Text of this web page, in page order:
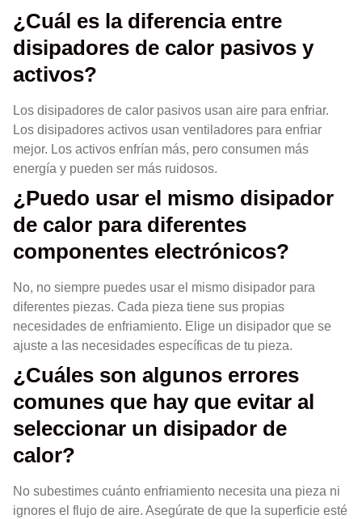
¿Cuál es la diferencia entre
disipadores de calor pasivos y
activos?
Los disipadores de calor pasivos usan aire para enfriar.
Los disipadores activos usan ventiladores para enfriar
mejor. Los activos enfrían más, pero consumen más
energía y pueden ser más ruidosos.
¿Puedo usar el mismo disipador
de calor para diferentes
componentes electrónicos?
No, no siempre puedes usar el mismo disipador para
diferentes piezas. Cada pieza tiene sus propias
necesidades de enfriamiento. Elige un disipador que se
ajuste a las necesidades específicas de tu pieza.
¿Cuáles son algunos errores
comunes que hay que evitar al
seleccionar un disipador de
calor?
No subestimes cuánto enfriamiento necesita una pieza ni
ignores el flujo de aire. Asegúrate de que la superficie esté